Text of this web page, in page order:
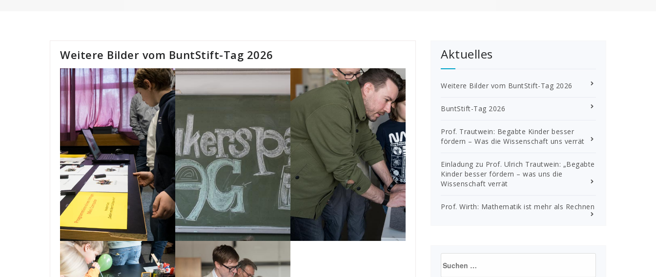
Weitere Bilder vom BuntStift-Tag 2026 Aktuelles
Weitere Bilder vom BuntStift-Tag 2026
BuntStift-Tag 2026
Prof. Trautwein: Begabte Kinder besser
fördern – Was die Wissenschaft uns verrät
Einladung zu Prof. Ulrich Trautwein: „Begabte
Kinder besser fördern – was uns die
Wissenschaft verrät
Prof. Wirth: Mathematik ist mehr als Rechnen
nach: